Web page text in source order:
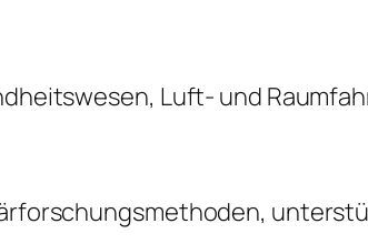
Luft- und